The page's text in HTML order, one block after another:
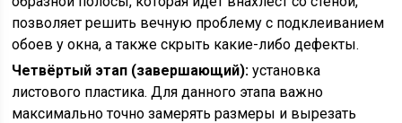
позволяет решить вечную проблему с подклеиванием
обоев у окна, а также скрыть какие-либо дефекты.
Четвёртый этап (завершающий): установка
листового пластика. Для данного этапа важно
максимально точно замерять размеры и вырезать